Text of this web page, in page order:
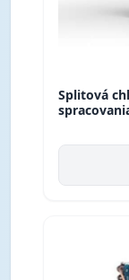
Splitová